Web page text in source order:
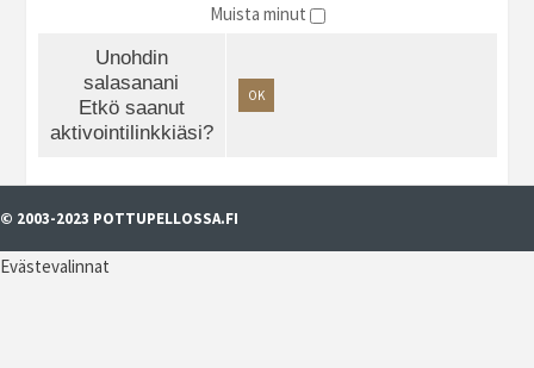
Muista minut
Unohdin
salasanani
Etkö saanut
aktivointilinkkiäsi?
OK
© 2003-2023 POTTUPELLOSSA.FI
Evästevalinnat